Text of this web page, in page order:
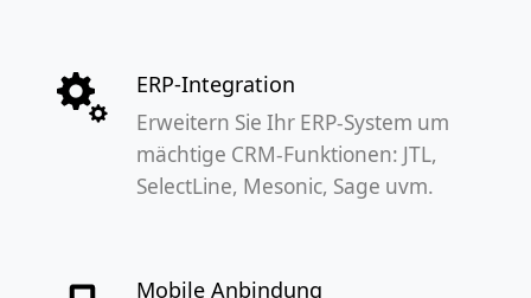
ERP-Integration
Erweitern Sie Ihr ERP-System um
mächtige CRM-Funktionen: JTL,
SelectLine, Mesonic, Sage uvm.
Mobile Anbindung